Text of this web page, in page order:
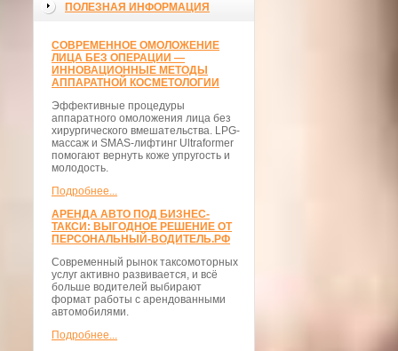
ПОЛЕЗНАЯ ИНФОРМАЦИЯ
СОВРЕМЕННОЕ ОМОЛОЖЕНИЕ
ЛИЦА БЕЗ ОПЕРАЦИИ —
ИННОВАЦИОННЫЕ МЕТОДЫ
АППАРАТНОЙ КОСМЕТОЛОГИИ
Эффективные процедуры
аппаратного омоложения лица без
хирургического вмешательства. LPG-
массаж и SMAS-лифтинг Ultraformer
помогают вернуть коже упругость и
молодость.
Подробнее...
АРЕНДА АВТО ПОД БИЗНЕС-
ТАКСИ: ВЫГОДНОЕ РЕШЕНИЕ ОТ
ПЕРСОНАЛЬНЫЙ-ВОДИТЕЛЬ.РФ
Современный рынок таксомоторных
услуг активно развивается, и всё
больше водителей выбирают
формат работы с арендованными
автомобилями.
Подробнее...